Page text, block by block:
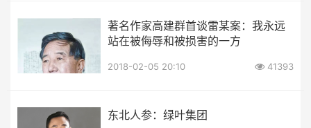
著名作家高建群首谈雷某案：我永远
站在被侮辱和被损害的一方
2018-02-05 20:10 41393
东北人参：绿叶集团